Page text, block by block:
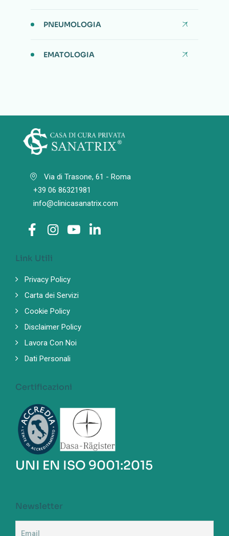
PNEUMOLOGIA
EMATOLOGIA
Via di Trasone, 61 - Roma
+39 06 86321981
info@clinicasanatrix.com
Link Utili
Privacy Policy
Carta dei Servizi
Cookie Policy
Disclaimer Policy
Lavora Con Noi
Dati Personali
Certificazioni
UNI EN ISO 9001:2015
Newsletter